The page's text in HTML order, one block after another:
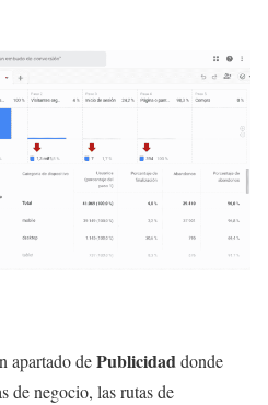
apartado dePublicidaddonde
de negocio, las rutas de